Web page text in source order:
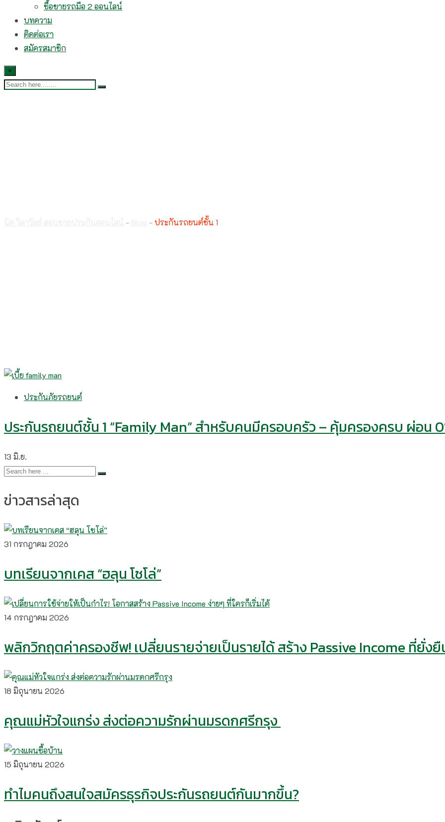
ซื้อขายรถมือ 2 ออนไลน์
บทความ
ติดต่อเรา
สมัครสมาชิก
×
- -ประกันรถยนต์ชั้น 1
ประกันภัยรถยนต์
ประกันรถยนต์ชั้น 1 “Family Man” สำหรับคนมีครอบครัว – คุ้มครองครบ ผ่อน
13 มิ.ย.
ข่าวสารล่าสุด
31 กรกฎาคม 2026
บทเรียนจากเคส “ฮลุน โซโล่”
14 กรกฎาคม 2026
พลิกวิกฤตค่าครองชีพ! เปลี่ยนรายจ่ายเป็นรายได้ สร้าง Passive Income ที่ยั่ง
18 มิถุนายน 2026
คุณแม่หัวใจแกร่ง ส่งต่อความรักผ่านมรดกศรีกรุง
15 มิถุนายน 2026
ทำไมคนถึงสนใจสมัครธุรกิจประกันรถยนต์กันมากขึ้น?